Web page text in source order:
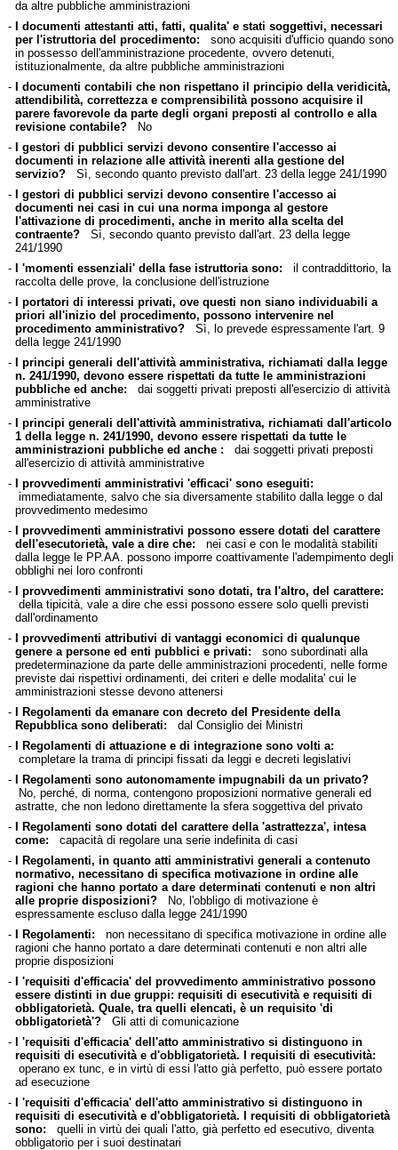
da altre pubbliche amministrazioni
- I documenti attestanti atti, fatti, qualita' e stati soggettivi, necessari
per l'istruttoria del procedimento: sono acquisiti d'ufficio quando sono
in possesso dell'amministrazione procedente, ovvero detenuti,
istituzionalmente, da altre pubbliche amministrazioni
- I documenti contabili che non rispettano il principio della veridicità,
attendibilità, correttezza e comprensibilità possono acquisire il
parere favorevole da parte degli organi preposti al controllo e alla
revisione contabile?No
- I gestori di pubblici servizi devono consentire l'accesso ai
documenti in relazione alle attività inerenti alla gestione del
servizio?Sì, secondo quanto previsto dall'art. 23 della legge 241/1990
- I gestori di pubblici servizi devono consentire l'accesso ai
documenti nei casi in cui una norma imponga al gestore
l'attivazione di procedimenti, anche in merito alla scelta del
contraente?Sì, secondo quanto previsto dall'art. 23 della legge
241/1990
- I 'momenti essenziali' della fase istruttoria sono: il contraddittorio, la
raccolta delle prove, la conclusione dell'istruzione
- I portatori di interessi privati, ove questi non siano individuabili a
priori all'inizio del procedimento, possono intervenire nel
procedimento amministrativo?Sì, lo prevede espressamente l'art. 9
della legge 241/1990
- I principi generali dell'attività amministrativa, richiamati dalla legge
n. 241/1990, devono essere rispettati da tutte le amministrazioni
pubbliche ed anche: dai soggetti privati preposti all'esercizio di attività
amministrative
- I principi generali dell'attività amministrativa, richiamati dall'articolo
1 della legge n. 241/1990, devono essere rispettati da tutte le
amministrazioni pubbliche ed anche : dai soggetti privati preposti
all'esercizio di attività amministrative
- I provvedimenti amministrativi 'efficaci' sono eseguiti:
immediatamente, salvo che sia diversamente stabilito dalla legge o dal
provvedimento medesimo
- I provvedimenti amministrativi possono essere dotati del carattere
dell'esecutorietà, vale a dire che: nei casi e con le modalità stabiliti
dalla legge le PP.AA. possono imporre coattivamente l'adempimento degli
obblighi nei loro confronti
- I provvedimenti amministrativi sono dotati, tra l'altro, del carattere:
della tipicità, vale a dire che essi possono essere solo quelli previsti
dall'ordinamento
- I provvedimenti attributivi di vantaggi economici di qualunque
genere a persone ed enti pubblici e privati: sono subordinati alla
predeterminazione da parte delle amministrazioni procedenti, nelle forme
previste dai rispettivi ordinamenti, dei criteri e delle modalita' cui le
amministrazioni stesse devono attenersi
- I Regolamenti da emanare con decreto del Presidente della
Repubblica sono deliberati: dal Consiglio dei Ministri
- I Regolamenti di attuazione e di integrazione sono volti a:
completare la trama di principi fissati da leggi e decreti legislativi
- I Regolamenti sono autonomamente impugnabili da un privato?
No, perché, di norma, contengono proposizioni normative generali ed
astratte, che non ledono direttamente la sfera soggettiva del privato
- I Regolamenti sono dotati del carattere della 'astrattezza', intesa
come: capacità di regolare una serie indefinita di casi
- I Regolamenti, in quanto atti amministrativi generali a contenuto
normativo, necessitano di specifica motivazione in ordine alle
ragioni che hanno portato a dare determinati contenuti e non altri
alle proprie disposizioni?No, l'obbligo di motivazione è
espressamente escluso dalla legge 241/1990
- I Regolamenti: non necessitano di specifica motivazione in ordine alle
ragioni che hanno portato a dare determinati contenuti e non altri alle
proprie disposizioni
- I 'requisiti d'efficacia' del provvedimento amministrativo possono
essere distinti in due gruppi: requisiti di esecutività e requisiti di
obbligatorietà. Quale, tra quelli elencati, è un requisito 'di
obbligatorietà'?Gli atti di comunicazione
- I 'requisiti d'efficacia' dell'atto amministrativo si distinguono in
requisiti di esecutività e d'obbligatorietà. I requisiti di esecutività:
operano ex tunc, e in virtù di essi l'atto già perfetto, può essere portato
ad esecuzione
- I 'requisiti d'efficacia' dell'atto amministrativo si distinguono in
requisiti di esecutività e d'obbligatorietà. I requisiti di obbligatorietà
sono: quelli in virtù dei quali l'atto, già perfetto ed esecutivo, diventa
obbligatorio per i suoi destinatari